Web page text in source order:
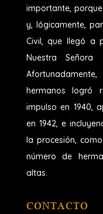
importante,
y, lógicamente,
Civil, que llegó a
Nuestra
hermanos logró
impulso en 1940,
en 1942, e
la procesión,
número de
altas.
CONTACTO